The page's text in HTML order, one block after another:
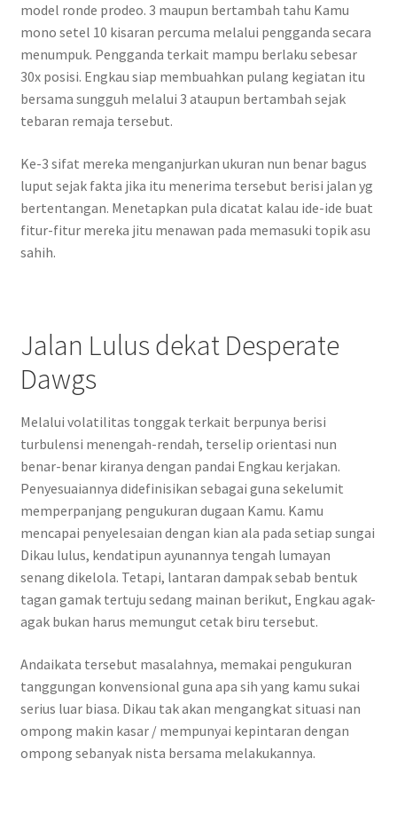
model ronde prodeo. 3 maupun bertambah tahu Kamu
mono setel 10 kisaran percuma melalui pengganda secara
menumpuk. Pengganda terkait mampu berlaku sebesar
30x posisi. Engkau siap membuahkan pulang kegiatan itu
bersama sungguh melalui 3 ataupun bertambah sejak
tebaran remaja tersebut.
Ke-3 sifat mereka menganjurkan ukuran nun benar bagus
luput sejak fakta jika itu menerima tersebut berisi jalan yg
bertentangan. Menetapkan pula dicatat kalau ide-ide buat
fitur-fitur mereka jitu menawan pada memasuki topik asu
sahih.
Jalan Lulus dekat Desperate
Dawgs
Melalui volatilitas tonggak terkait berpunya berisi
turbulensi menengah-rendah, terselip orientasi nun
benar-benar kiranya dengan pandai Engkau kerjakan.
Penyesuaiannya didefinisikan sebagai guna sekelumit
memperpanjang pengukuran dugaan Kamu. Kamu
mencapai penyelesaian dengan kian ala pada setiap sungai
Dikau lulus, kendatipun ayunannya tengah lumayan
senang dikelola. Tetapi, lantaran dampak sebab bentuk
tagan gamak tertuju sedang mainan berikut, Engkau agak-
agak bukan harus memungut cetak biru tersebut.
Andaikata tersebut masalahnya, memakai pengukuran
tanggungan konvensional guna apa sih yang kamu sukai
serius luar biasa. Dikau tak akan mengangkat situasi nan
ompong makin kasar / mempunyai kepintaran dengan
ompong sebanyak nista bersama melakukannya.